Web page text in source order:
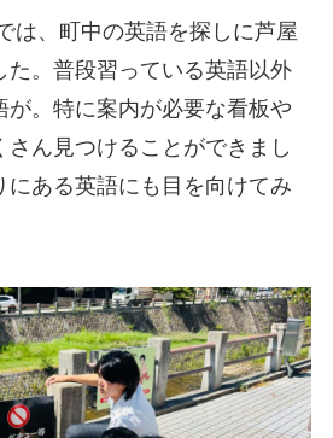
は、町中の英語を探しに芦屋
た。普段習っている英語以外
が。特に案内が必要な看板や
ん見つけることができまし
にある英語にも目を向けてみ